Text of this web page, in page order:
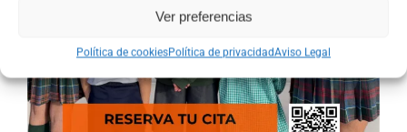
Ver preferencias
Política de cookiesPolítica de privacidadAviso Legal